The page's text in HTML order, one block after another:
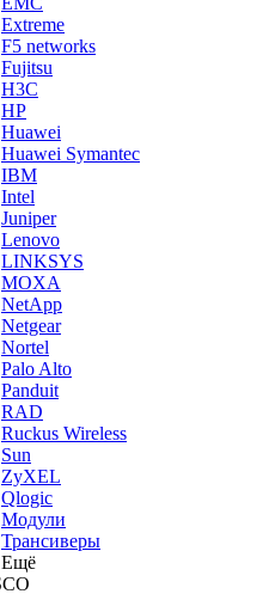
Extreme
F5 networks
Fujitsu
H3С
HP
Huawei
Huawei Symantec
IBM
Intel
Juniper
Lenovo
LINKSYS
MOXA
NetApp
Netgear
Nortel
Palo Alto
Panduit
RAD
Ruckus Wireless
Sun
ZyXEL
Qlogic
Модули
Трансиверы
Ещё